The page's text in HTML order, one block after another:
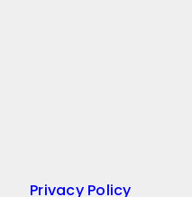
Privacy Policy